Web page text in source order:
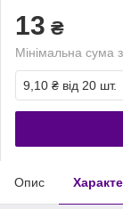
13 ₴
Мінімальна сума
9,10 ₴ від 20 шт.
Опис